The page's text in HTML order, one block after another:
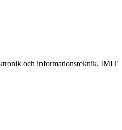
och informationsteknik, IMIT